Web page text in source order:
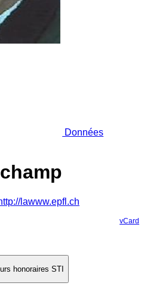
Données
lawww.epfl.ch
vCard
honoraires STI